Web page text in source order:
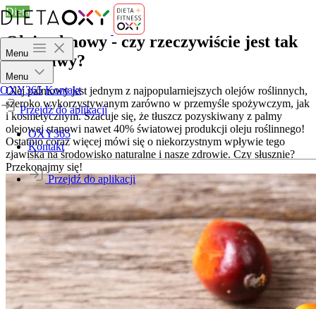
Menu
Menu
OXY365 Kontakt
Przejdź do aplikacji
OXY365
Kontakt
Przejdź do aplikacji
Dieta
Olej palmowy - czy rzeczywiście jest tak
szkodliwy?
Olej palmowy jest jednym z najpopularniejszych olejów roślinnych,
szeroko wykorzystywanym zarówno w przemyśle spożywczym, jak
i kosmetycznym. Szacuje się, że tłuszcz pozyskiwany z palmy
olejowej stanowi nawet 40% światowej produkcji oleju roślinnego!
Ostatnio coraz więcej mówi się o niekorzystnym wpływie tego
zjawiska na środowisko naturalne i nasze zdrowie. Czy słusznie?
Przekonajmy się!